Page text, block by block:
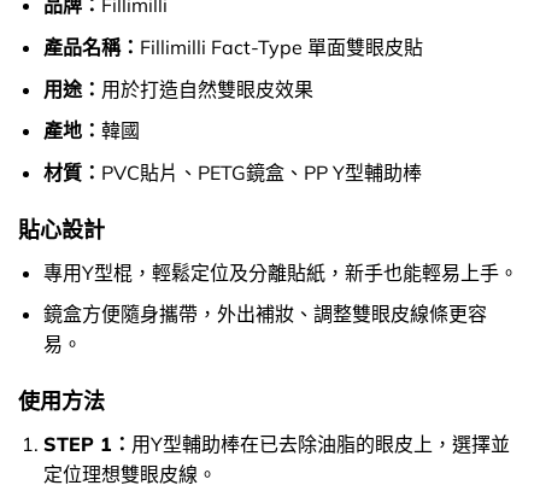
品牌： Fillimilli
產品名稱： Fillimilli Fact-Type 單面雙眼皮貼
用途： 用於打造自然雙眼皮效果
產地： 韓國
材質： PVC貼片、PETG鏡盒、PP Y型輔助棒
貼心設計
專用Y型棍，輕鬆定位及分離貼紙，新手也能輕易上手。
鏡盒方便隨身攜帶，外出補妝、調整雙眼皮線條更容
易。
使用方法
STEP 1： 用Y型輔助棒在已去除油脂的眼皮上，選擇並
定位理想雙眼皮線。